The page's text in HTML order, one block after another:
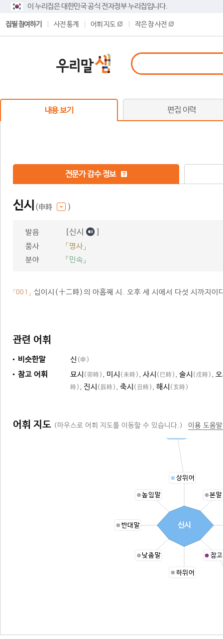
이 누리집은 대한민국 공식 전자정부 누리집입니다.
집필 참여하기 사전 통계 어휘 지도 작은 창 사전
내용 보기 편집 이력
전문가 감수 정보
신시 (申時 )
발음 [신시 ]
품사
「명사」
분야
『민속』
「001」 십이시(十二時)의 아홉째 시. 오후 세 시에서 다섯 시까지이
관련 어휘
비슷한말 신 (申)
참고 어휘 묘시 (卯時) , 미시 (未時) , 사시 (巳時) , 술시 (戌時) ,
時) , 진시 (辰時) , 축시 (丑時) , 해시 (亥時)
어휘 지도 (마우스로 어휘 지도를 이동할 수 있습니다.) 이용 도움
상위어
본
참
하위어
낮춤말
반대말
높임말
신시